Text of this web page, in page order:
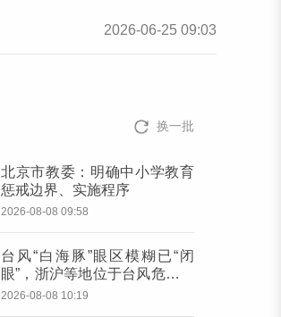
2026-06-25 09:03
换一批
北京市教委：明确中小学教育
惩戒边界、实施程序
2026-08-08 09:58
台风“白海豚”眼区模糊已“闭
眼”，浙沪等地位于台风危险半
圆
2026-08-08 10:19